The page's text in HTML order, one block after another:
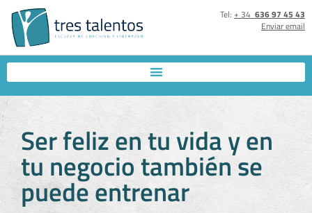
Tel: + 34 636 97 45 43
Enviar email
Ser feliz en tu vida y en
tu negocio también se
puede entrenar